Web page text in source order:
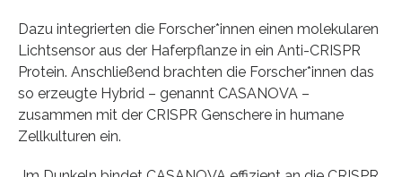
Dazu integrierten die Forscher*innen einen molekularen
Lichtsensor aus der Haferpflanze in ein Anti-CRISPR
Protein. Anschließend brachten die Forscher*innen das
so erzeugte Hybrid – genannt CASANOVA –
zusammen mit der CRISPR Genschere in humane
Zellkulturen ein.